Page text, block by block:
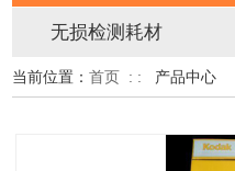
无损检测耗材
当前位置：首页 : : 产品中心